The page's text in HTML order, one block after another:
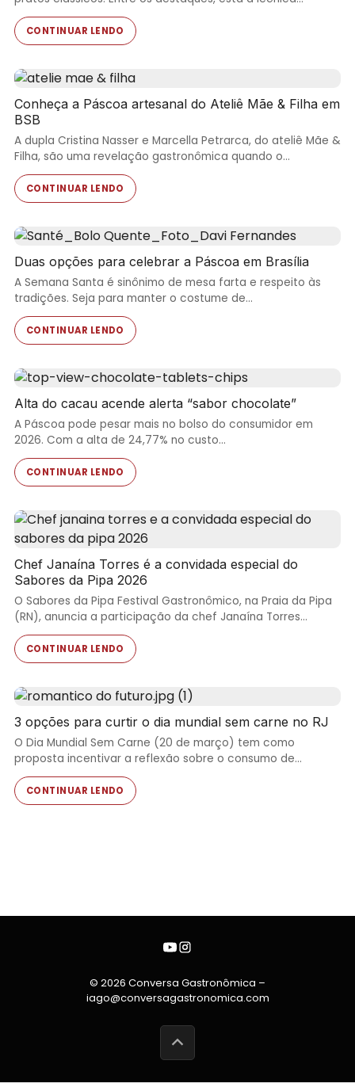
CONTINUAR LENDO
Conheça a Páscoa artesanal do Ateliê Mãe & Filha em
BSB
A dupla Cristina Nasser e Marcella Petrarca, do ateliê Mãe &
Filha, são uma revelação gastronômica quando o…
CONTINUAR LENDO
Duas opções para celebrar a Páscoa em Brasília
A Semana Santa é sinônimo de mesa farta e respeito às
tradições. Seja para manter o costume de…
CONTINUAR LENDO
Alta do cacau acende alerta “sabor chocolate”
A Páscoa pode pesar mais no bolso do consumidor em
2026. Com a alta de 24,77% no custo…
CONTINUAR LENDO
Chef Janaína Torres é a convidada especial do
Sabores da Pipa 2026
O Sabores da Pipa Festival Gastronômico, na Praia da Pipa
(RN), anuncia a participação da chef Janaína Torres…
CONTINUAR LENDO
3 opções para curtir o dia mundial sem carne no RJ
O Dia Mundial Sem Carne (20 de março) tem como
proposta incentivar a reflexão sobre o consumo de…
CONTINUAR LENDO
© 2026 Conversa Gastronômica –
iago@conversagastronomica.com